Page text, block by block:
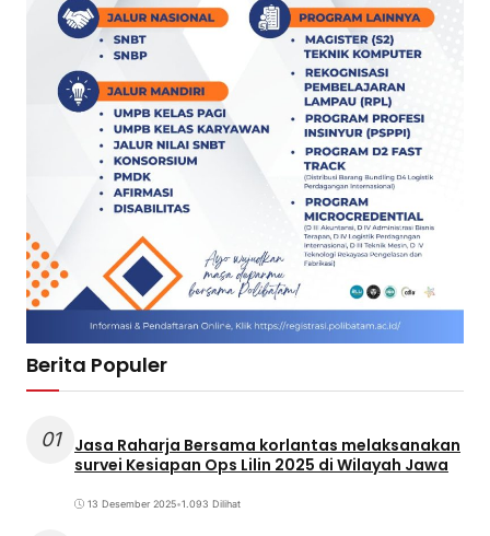
Berita Populer
01
Jasa Raharja Bersama korlantas melaksanakan
survei Kesiapan Ops Lilin 2025 di Wilayah Jawa
13 Desember 2025•1.093 Dilihat